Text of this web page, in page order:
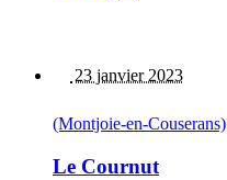
23 janvier 2023
(Montjoie-en-Couserans)
Le Cournut